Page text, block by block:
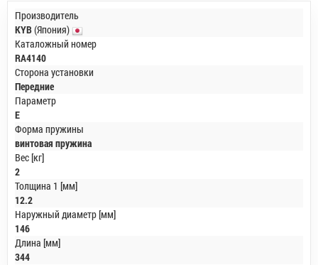
Производитель
KYB(Япония)
Каталожный номер
RA4140
Сторона установки
Передние
Параметр
E
Форма пружины
винтовая пружина
Вес [кг]
2
Толщина 1 [мм]
12.2
Наружный диаметр [мм]
146
Длина [мм]
344